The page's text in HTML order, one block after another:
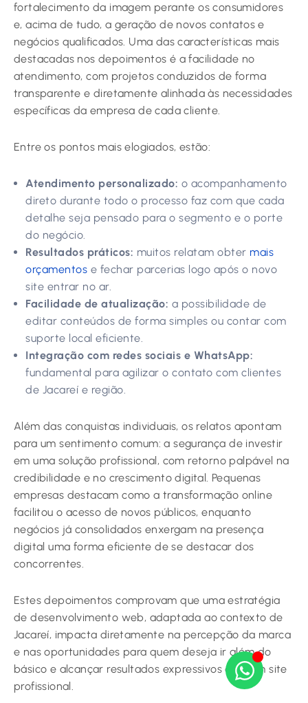
fortalecimento da imagem perante os consumidores
e, acima de tudo, a geração de novos contatos e
negócios qualificados. Uma das características mais
destacadas nos depoimentos é a facilidade no
atendimento, com projetos conduzidos de forma
transparente e diretamente alinhada às necessidades
específicas da empresa de cada cliente.
Entre os pontos mais elogiados, estão:
Atendimento personalizado: o acompanhamento
direto durante todo o processo faz com que cada
detalhe seja pensado para o segmento e o porte
do negócio.
Resultados práticos: muitos relatam obter mais
orçamentos e fechar parcerias logo após o novo
site entrar no ar.
Facilidade de atualização: a possibilidade de
editar conteúdos de forma simples ou contar com
suporte local eficiente.
Integração com redes sociais e WhatsApp:
fundamental para agilizar o contato com clientes
de Jacareí e região.
Além das conquistas individuais, os relatos apontam
para um sentimento comum: a segurança de investir
em uma solução profissional, com retorno palpável na
credibilidade e no crescimento digital. Pequenas
empresas destacam como a transformação online
facilitou o acesso de novos públicos, enquanto
negócios já consolidados enxergam na presença
digital uma forma eficiente de se destacar dos
concorrentes.
Estes depoimentos comprovam que uma estratégia
de desenvolvimento web, adaptada ao contexto de
Jacareí, impacta diretamente na percepção da marca
e nas oportunidades para quem deseja ir além do
básico e alcançar resultados expressivos com um site
profissional.